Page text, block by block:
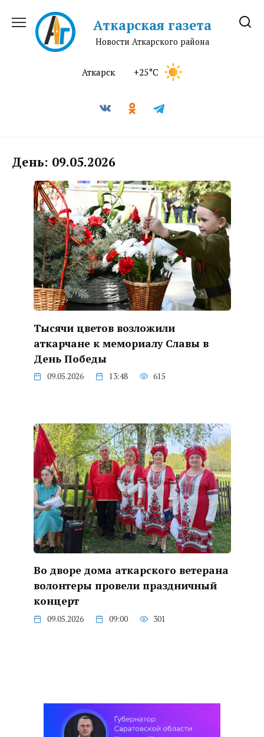
содержанию
Аткарская газета
Новости Аткарского района
Аткарск +25°C
День: 09.05.2026
Тысячи цветов возложили
аткарчане к мемориалу Славы в
День Победы
09.05.2026 13:48 615
Во дворе дома аткарского ветерана
волонтеры провели праздничный
концерт
09.05.2026 09:00 301